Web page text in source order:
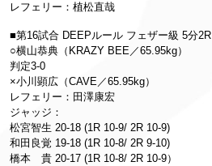
レフェリー：植松直哉
■第16試合 DEEPルール フェザー級 5分2R
○横山恭典（KRAZY BEE／65.95kg）
判定3-0
×小川顕広（CAVE／65.95kg）
レフェリー：田澤康宏
ジャッジ：
松宮智生 20-18 (1R 10-9/ 2R 10-9)
和田良覚 19-18 (1R 10-8/ 2R 9-10)
橋本 貴 20-17 (1R 10-8/ 2R 10-9）